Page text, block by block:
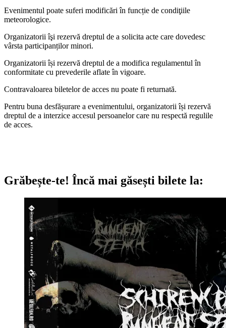
Evenimentul poate suferi modificări în funcție de condiţiile
meteorologice.
Organizatorii îşi rezervă dreptul de a solicita acte care dovedesc
vârsta participanților minori.
Organizatorii își rezervă dreptul de a modifica regulamentul în
conformitate cu prevederile aflate în vigoare.
Contravaloarea biletelor de acces nu poate fi returnată.
Pentru buna desfășurare a evenimentului, organizatorii își rezervă
dreptul de a interzice accesul persoanelor care nu respectă regulile
de acces.
Grăbește-te! Încă mai găsești bilete la: